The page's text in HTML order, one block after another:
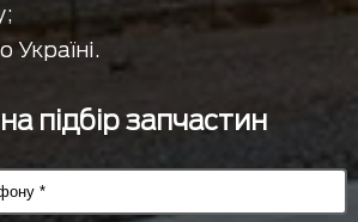
Україні.
підбір запчастин